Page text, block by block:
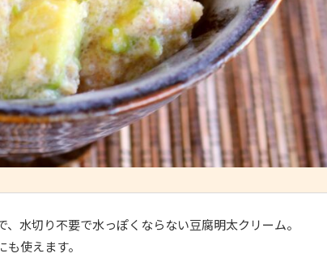
水切り不要で水っぽくならない豆腐明太クリーム。
使えます。